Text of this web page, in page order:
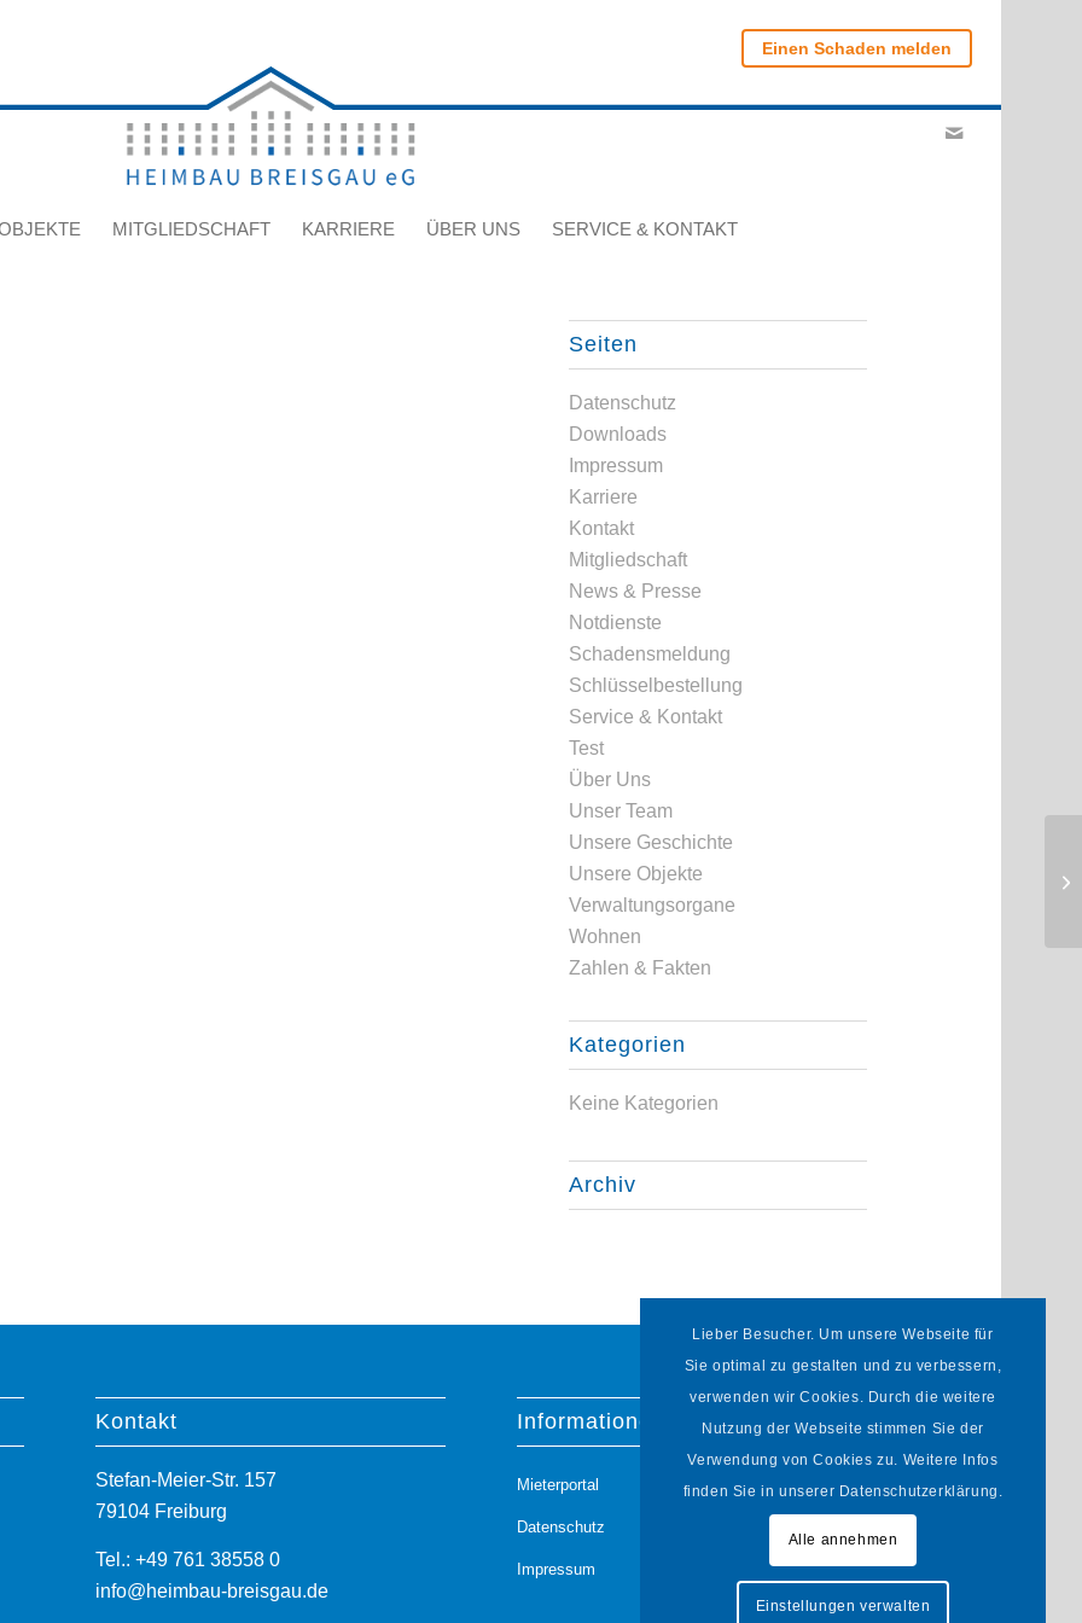
Einen Schaden melden
MITGLIEDSCHAFT KARRIERE ÜBER UNS SERVICE & KONTAKT
Seiten
Datenschutz
Downloads
Impressum
Karriere
Kontakt
Mitgliedschaft
News & Presse
Notdienste
Schadensmeldung
Schlüsselbestellung
Service & Kontakt
Test
Über Uns
Unser Team
Unsere Geschichte
Unsere Objekte
Verwaltungsorgane
Wohnen
Zahlen & Fakten
Kategorien
Keine Kategorien
Archiv
Kontakt
Stefan-Meier-Str. 157
79104 Freiburg
Tel.: +49 761 38558 0
info@heimbau-breisgau.de
Informationen
Mieterportal
Datenschutz
Impressum
Lieber Besucher. Um unsere Webseite für
Sie optimal zu gestalten und zu verbessern,
verwenden wir Cookies. Durch die weitere
Nutzung der Webseite stimmen Sie der
Verwendung von Cookies zu. Weitere Infos
finden Sie in unserer Datenschutzerklärung.
Alle annehmen
Einstellungen verwalten